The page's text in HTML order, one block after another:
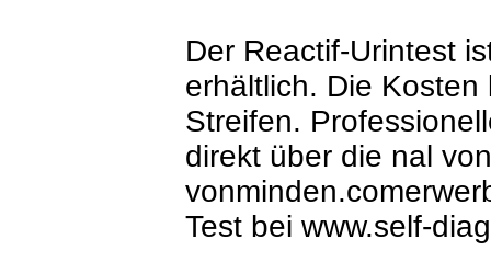
Der Reactif-Urintest
erhältlich. Die
Streifen.
direkt über die nal
Test bei www.self-